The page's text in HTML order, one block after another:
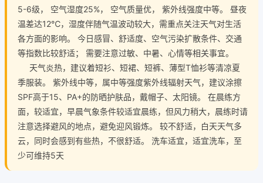
5-6级， 空气湿度25%， 空气质量优， 紫外线强度中等。 昼夜
温差达12℃，湿度伴随气温波动较大，需重点关注天气对生活
各方面的影响。 今日感冒、舒适度、空气污染扩散条件、交通
等指数比较舒适； 需要注意过敏、中暑、心情等相关事宜。
天气炎热，建议着短衫、短裙、短裤、薄型T恤衫等清凉夏
季服装。 紫外线中等，属中等强度紫外线辐射天气，建议涂擦
SPF高于15、PA+的防晒护肤品，戴帽子、太阳镜。 在晨练方
面，较适宜，早晨气象条件较适宜晨练，但风力稍大，晨练时请
注意选择避风的地点，避免迎风锻炼。 较不舒适，白天天气多
云，同时会感到有些热，不很舒适。 洗车适宜，适宜洗车，至
少可维持5天